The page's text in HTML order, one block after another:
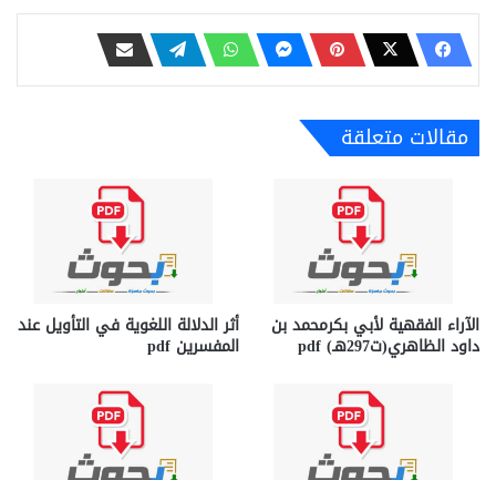
مقالات متعلقة
الآراء الفقهية لأبي بكرمحمد بن
داود الظاهري(ت297هـ) pdf
أثر الدلالة اللغوية في التأويل عند
المفسرين pdf